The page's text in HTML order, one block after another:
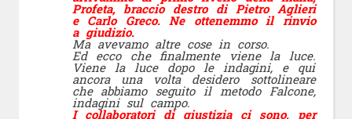
Profeta, braccio destro di Pietro Aglieri
e Carlo Greco. Ne ottenemmo il rinvio
a giudizio.
Ma avevamo altre cose in corso.
Ed ecco che finalmente viene la luce.
Viene la luce dopo le indagini, e qui
ancora una volta desidero sottolineare
che abbiamo seguito il metodo Falcone,
indagini sul campo.
I collaboratori di giustizia ci sono, per